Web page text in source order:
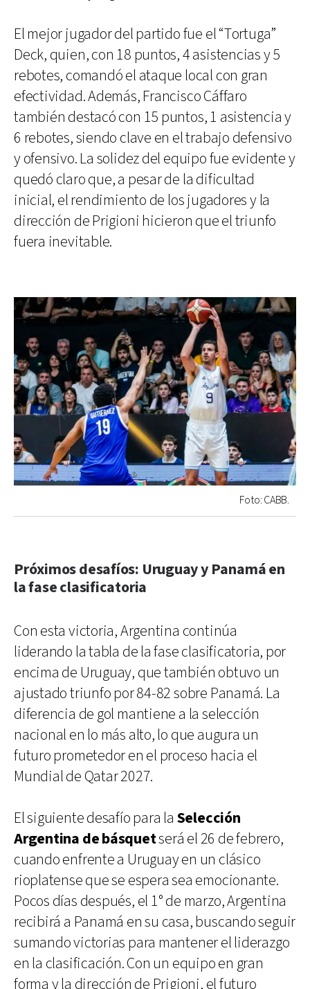
El mejor jugador del partido fue el “Tortuga”
Deck, quien, con 18 puntos, 4 asistencias y 5
rebotes, comandó el ataque local con gran
efectividad. Además, Francisco Cáffaro
también destacó con 15 puntos, 1 asistencia y
6 rebotes, siendo clave en el trabajo defensivo
y ofensivo. La solidez del equipo fue evidente y
quedó claro que, a pesar de la dificultad
inicial, el rendimiento de los jugadores y la
dirección de Prigioni hicieron que el triunfo
fuera inevitable.
Foto: CABB.
Próximos desafíos: Uruguay y Panamá en
la fase clasificatoria
Con esta victoria, Argentina continúa
liderando la tabla de la fase clasificatoria, por
encima de Uruguay, que también obtuvo un
ajustado triunfo por 84-82 sobre Panamá. La
diferencia de gol mantiene a la selección
nacional en lo más alto, lo que augura un
futuro prometedor en el proceso hacia el
Mundial de Qatar 2027.
El siguiente desafío para la Selección
Argentina de básquetserá el 26 de febrero,
cuando enfrente a Uruguay en un clásico
rioplatense que se espera sea emocionante.
Pocos días después, el 1° de marzo, Argentina
recibirá a Panamá en su casa, buscando seguir
sumando victorias para mantener el liderazgo
en la clasificación. Con un equipo en gran
forma y la dirección de Prigioni, el futuro